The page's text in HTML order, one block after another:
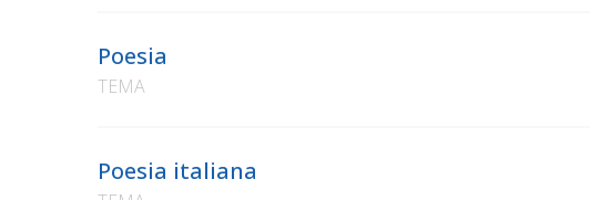
Poesia
TEMA
Poesia italiana